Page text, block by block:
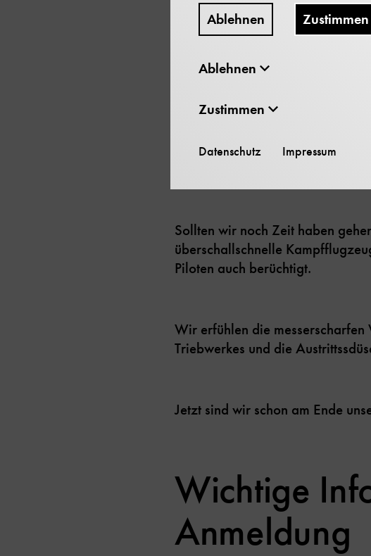
Seitenruder kennen.
Im Anschluss werden wir das
Kampfeinsatz. Als besonderes
Sollten wir noch Zeit haben
überschallschnelle
Piloten auch berüchtigt.
Wir erfühlen die
Triebwerkes und die
Jetzt sind wir schon am Ende
Wichtige
Anmeldung
Ablehnen Zustimmen
Ablehnen
Zustimmen
Datenschutz Impressum